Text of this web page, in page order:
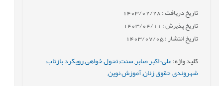
تاریخ دریافت : 1403/02/28
تاریخ پذیرش : 1403/04/11
تاریخ انتشار : 1403/07/05
کلید واژه:علی¬اکبر صابر,سنت,تحول خواهی,رویکرد بازتاب,
شهروندی,حقوق زنان,آموزش نوین,